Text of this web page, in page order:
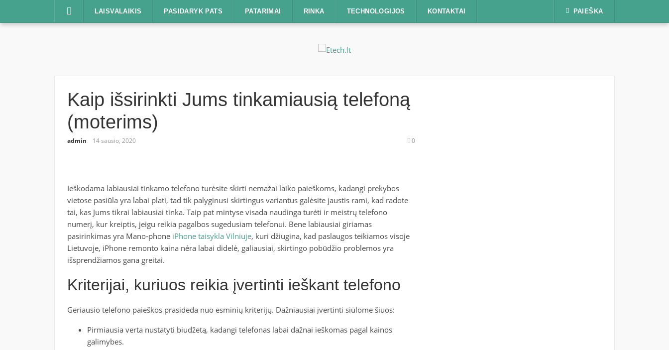
LAISVALAIKIS PASIDARYK PATS PATARIMAI RINKA TECHNOLOGIJOS KONTAKTAI PAIEŠKA
Kaip išsirinkti Jums tinkamiausią telefoną
(moterims)
admin 14 sausio, 2020 0
Ieškodama labiausiai tinkamo telefono turėsite skirti nemažai laiko paieškoms, kadangi prekybos
vietose pasiūla yra labai plati, tad tik palyginusi skirtingus variantus galėsite jaustis rami, kad radote
tai, kas Jums tikrai labiausiai tinka. Taip pat mintyse visada naudinga turėti ir meistrų telefono
numerį, kur kreiptis, jeigu reikia pagalbos sugedusiam telefonui. Bene labiausiai giriamas
pasirinkimas yra Mano-phone iPhone taisykla Vilniuje, kuri džiugina, kad paslaugos teikiamos visoje
Lietuvoje, iPhone remonto kaina nėra labai didelė, galiausiai, skirtingo pobūdžio problemos yra
išsprendžiamos gana greitai.
Kriterijai, kuriuos reikia įvertinti ieškant telefono
Geriausio telefono paieškos prasideda nuo esminių kriterijų. Dažniausiai įvertinti siūlome šiuos:
Pirmiausia verta nustatyti biudžetą, kadangi telefonas labai dažnai ieškomas pagal kainos
galimybes.